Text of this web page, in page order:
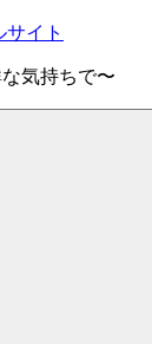
イト
気持ちで〜